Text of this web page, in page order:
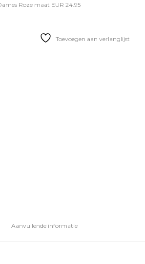
Roze maat EUR 24.95
Toevoegen aan verlanglijst
Aanvullende informatie